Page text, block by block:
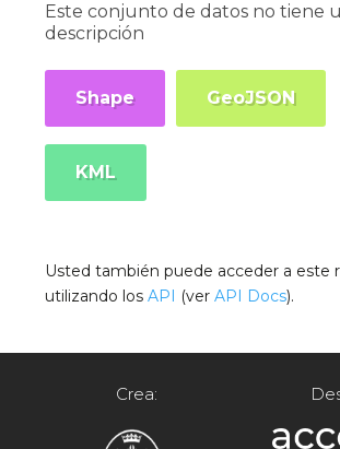
Este conjunto de datos no tiene
descripción
Shape GeoJSON
KML
Usted también puede acceder a este
utilizando losAPI (verAPI Docs).
Crea: